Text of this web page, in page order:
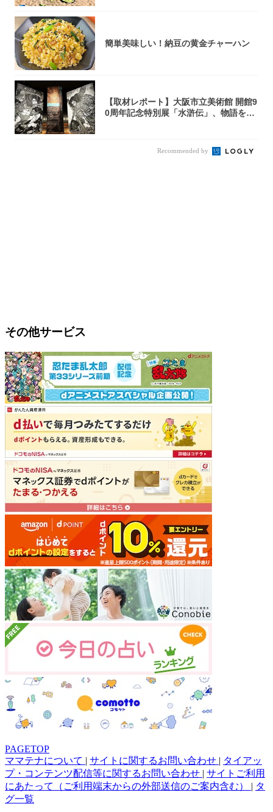
簡単美味しい！納豆の黄金チャーハン
【取材レポート】大阪市立美術館 開館9
0周年記念特別展「水滸伝」、物語を知
Recommended by
その他サービス
PAGETOP
ママテナについて | サイトに関するお問い合わせ | タイアッ
プ・コンテンツ配信等に関するお問い合わせ | サイトご利用
にあたって（ご利用端末からの外部送信のご案内含む） | タ
グ一覧